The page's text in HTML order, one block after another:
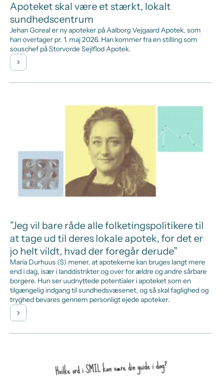
Apoteket skal være et stærkt, lokalt
sundhedscentrum
Jehan Goreal er ny apoteker på Aalborg Vejgaard Apotek, som
han overtager pr. 1. maj 2026. Han kommer fra en stilling som
souschef på Storvorde Sejlflod Apotek.
”Jeg vil bare råde alle folketingspolitikere til
at tage ud til deres lokale apotek, for det er
jo helt vildt, hvad der foregår derude”
Maria Durhuus (S) mener, at apotekerne kan bruges langt mere
end i dag, især i landdistrikter og over for ældre og andre sårbare
borgere. Hun ser uudnyttede potentialer i apoteket som en
tilgængelig indgang til sundhedsvæsenet, og så skal faglighed og
tryghed bevares gennem personligt ejede apoteker.